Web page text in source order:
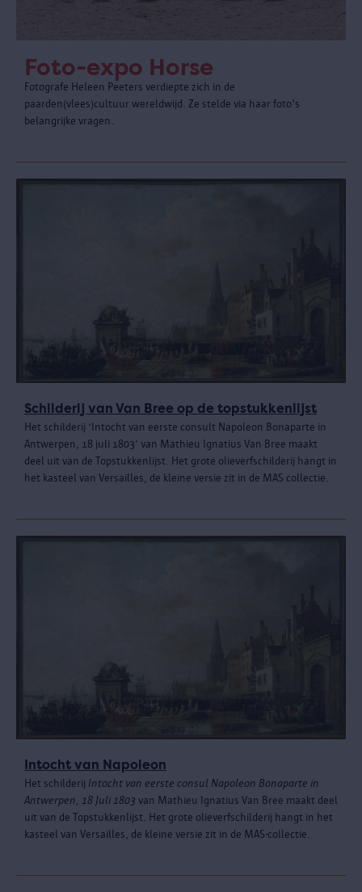
Foto-expo Horse
Fotografe Heleen Peeters verdiepte zich in de
paarden(vlees)cultuur wereldwijd. Ze stelde via haar foto's
belangrijke vragen.
Schilderij van Van Bree op de topstukkenlijst
Het schilderij ‘Intocht van eerste consult Napoleon Bonaparte in
Antwerpen, 18 juli 1803’ van Mathieu Ignatius Van Bree maakt
deel uit van de Topstukkenlijst. Het grote olieverfschilderij hangt in
het kasteel van Versailles, de kleine versie zit in de MAS collectie.
Intocht van Napoleon
Het schilderij Intocht van eerste consul Napoleon Bonaparte in
Antwerpen, 18 Juli 1803 van Mathieu Ignatius Van Bree maakt deel
uit van de Topstukkenlijst. Het grote olieverfschilderij hangt in het
kasteel van Versailles, de kleine versie zit in de MAS-collectie.